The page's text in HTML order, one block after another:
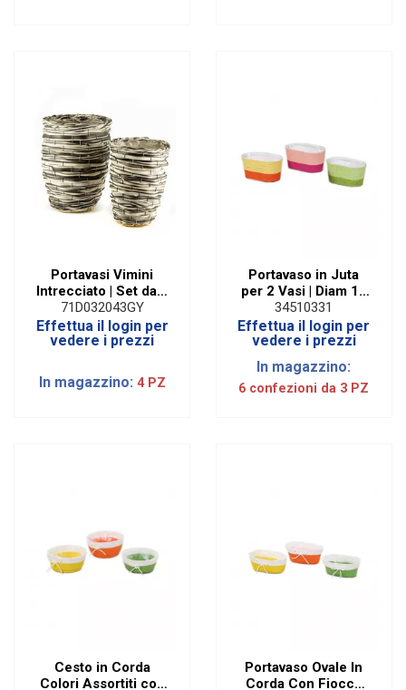
Portavasi Vimini
Intrecciato | Set da 2
Assortiti
71D032043GY
Effettua il login per
vedere i prezzi
In magazzino: 4 PZ
Portavaso in Juta
per 2 Vasi | Diam 12
cm (3 PZ)
34510331
Effettua il login per
vedere i prezzi
In magazzino:
6 confezioni da 3 PZ
Cesto in Corda
Colori Assortiti con
Portavaso Ovale In
Corda Con Fiocco